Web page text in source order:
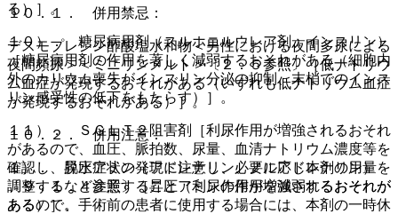
る）］。
１０）． 糖尿病用剤（スルホニルウレア剤、インスリン）
［糖尿病用剤の作用を著しく減弱するおそれがある（細胞内
外のカリウム喪失がインスリン分泌の抑制、末梢でのインス
リン感受性の低下をもたらす）］。
１１）． ＳＧＬＴ２阻害剤［利尿作用が増強されるおそれ
があるので、血圧、脈拍数、尿量、血清ナトリウム濃度等を
確認し、脱水症状の発現に注意し、必要に応じ本剤の用量を
調整するなど注意すること（利尿作用が増強されるおそれが
ある）］。
１０．１． 併用禁忌：
デスモプレシン酢酸塩水和物＜男性における夜間多尿による
夜間頻尿＞＜ミニリンメルト＞〔２．５参照〕［低ナトリウ
ム血症が発現するおそれがある（いずれも低ナトリウム血症
が発現するおそれがある）］。
１０．２． 併用注意：
１）． 昇圧アミン（アドレナリン、ノルアドレナリン）
〔９．１．４参照〕［昇圧アミンの作用を減弱するおそれが
あるので、手術前の患者に使用する場合には、本剤の一時休